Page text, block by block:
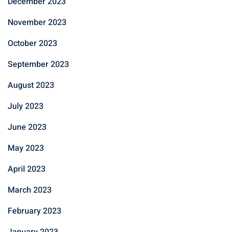
November 2023
October 2023
September 2023
August 2023
July 2023
June 2023
May 2023
April 2023
March 2023
February 2023